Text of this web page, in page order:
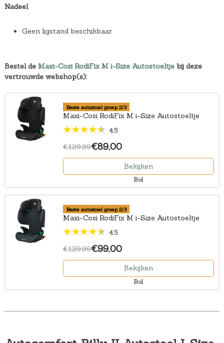
Nadeel
Geen ligstand beschikbaar
Bestel de Maxi-Cosi RodiFix M i-Size Autostoeltje bij deze
vertrouwde webshop(s):
Beste autostoel groep 2/3
Maxi-Cosi RodiFix M i-Size Autostoeltje
4.5
€129,99€89,00
Bekijken
Bol
Beste autostoel groep 2/3
Maxi-Cosi RodiFix M i-Size Autostoeltje
4.5
€129,99€99,00
Bekijken
Bol